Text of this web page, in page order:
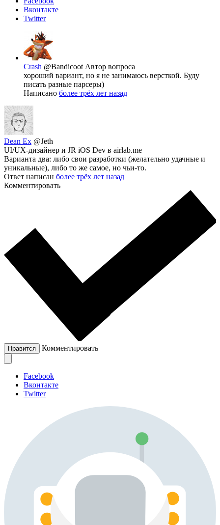
Вконтакте
Twitter
Crash @Bandicoot Автор вопроса
хороший вариант, но я не занимаюсь версткой. Буду
писать разные парсеры)
Написано более трёх лет назад
Dean Ex @Jeth
UI/UX-дизайнер и JR iOS Dev в airlab.me
Варианта два: либо свои разработки (желательно удачные и
уникальные), либо то же самое, но чьи-то.
Ответ написан более трёх лет назад
Комментировать
Нравится Комментировать
Facebook
Вконтакте
Twitter